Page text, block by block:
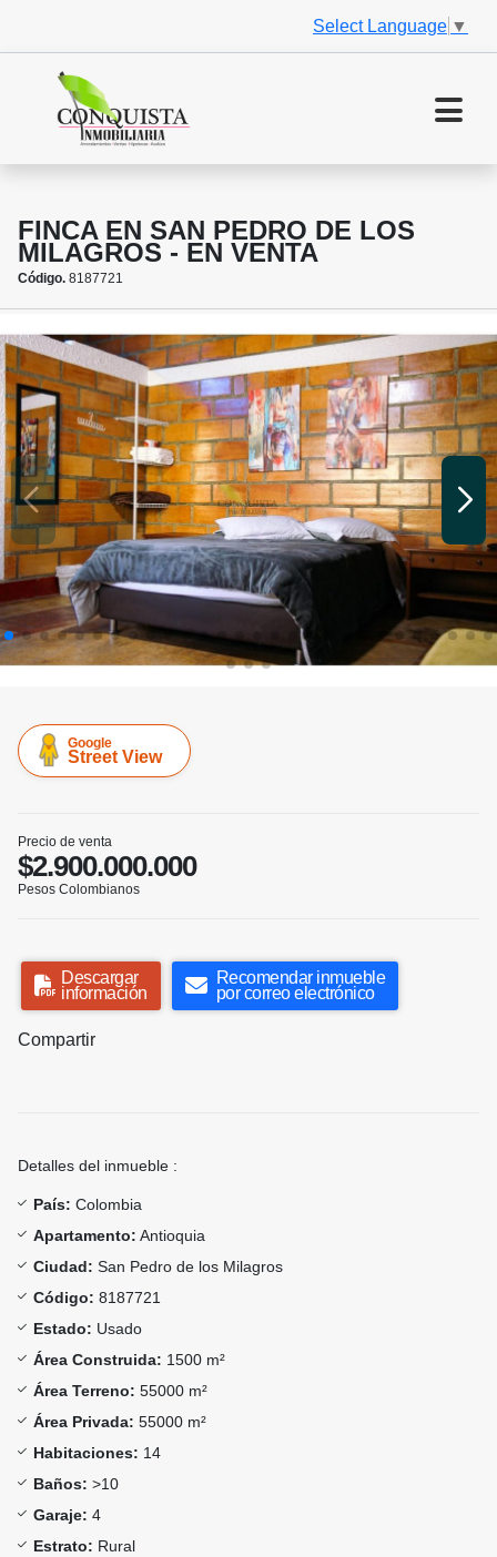
Select Language ▼
FINCA EN SAN PEDRO DE LOS
MILAGROS - EN VENTA
Código. 8187721
Google
Street View
Precio de venta
$2.900.000.000
Pesos Colombianos
Descargar
información
Recomendar inmueble
por correo electrónico
Compartir
Detalles del inmueble :
País: Colombia
Apartamento: Antioquia
Ciudad: San Pedro de los Milagros
Código: 8187721
Estado: Usado
Área Construida: 1500 m²
Área Terreno: 55000 m²
Área Privada: 55000 m²
Habitaciones: 14
Baños: >10
Garaje: 4
Estrato: Rural